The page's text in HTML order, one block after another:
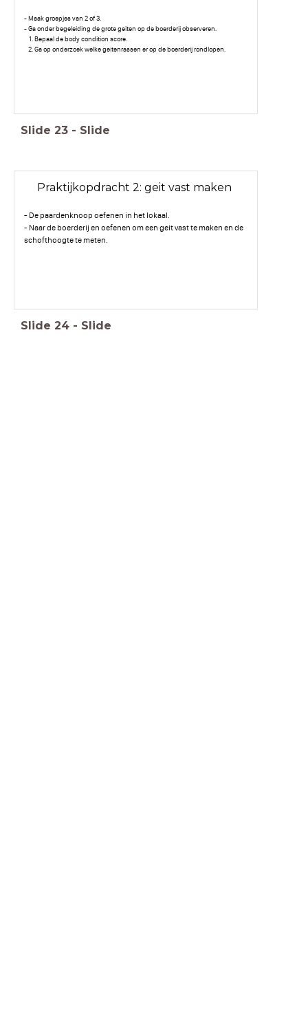
- Maak groepjes van 2 of 3.
- Ga onder begeleiding de grote geiten op de boerderij observeren.
Bepaal de body condition score.
Ga op onderzoek welke geitenrassen er op de boerderij rondlopen.
Slide 23 - Slide
Praktijkopdracht 2: geit vast maken
- De paardenknoop oefenen in het lokaal.
- Naar de boerderij en oefenen om een geit vast te maken en de
schofthoogte te meten.
Slide 24 - Slide